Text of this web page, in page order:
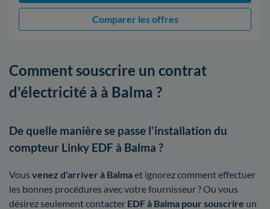
Comparer les offres
Comment souscrire un contrat
d'électricité à à Balma ?
De quelle manière se passe l'installation du
compteur Linky EDF à Balma ?
Vous venez d'arriver à Balmaet ignorez comment effectuer
les bonnes procédures avec votre fournisseur ? Ou vous
désirez seulement contacter EDF à Balma pour souscrire un